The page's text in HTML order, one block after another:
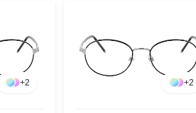
+2 +2